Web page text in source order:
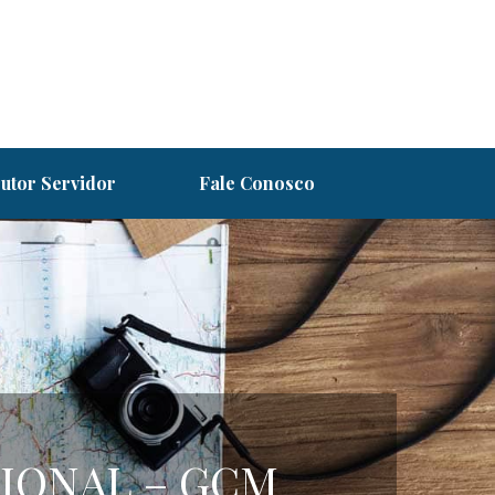
Servidor Fale Conosco
– GCM